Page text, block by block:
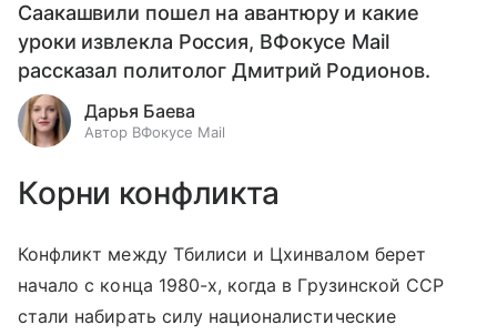
Саакашвили пошел на авантюру и какие
уроки извлекла Россия, ВФокусе Mail
рассказал политолог Дмитрий Родионов.
Дарья Баева
Автор ВФокусе Mail
Корни конфликта
Конфликт между Тбилиси и Цхинвалом берет
начало с конца 1980-х, когда в Грузинской ССР
стали набирать силу националистические